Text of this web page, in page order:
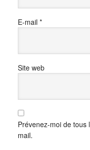
E-mail *
Site web
Prévenez-moi de
mail.